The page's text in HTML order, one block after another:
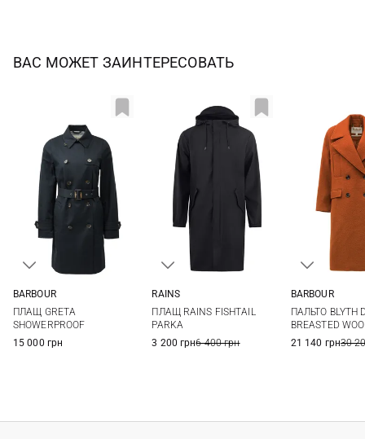
ВАС МОЖЕТ ЗАИНТЕРЕСОВАТЬ
16
BARBOUR
ПЛАЩ GRETA
SHOWERPROOF
15 000 грн
XL
RAINS
ПЛАЩ RAINS FISHTAIL
PARKA
3 200 грн6 400 грн
BARBOUR
ПАЛЬТО BLYTH
BREASTED
21 140 грн30